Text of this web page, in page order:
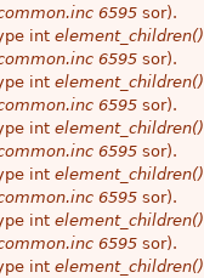
6595 sor).
int element_children()
6595 sor).
int element_children()
6595 sor).
int element_children()
6595 sor).
int element_children()
6595 sor).
int element_children()
6595 sor).
int element_children()